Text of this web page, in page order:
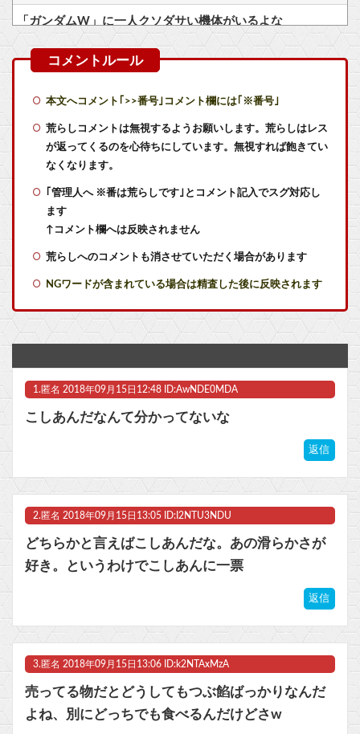
「ガンダムW」に一人クソダサい機体がいるよな
昔のMMORPG「1レベルあげるのに1ヶ月かかります。ボスは12時間毎に湧いて取り合いです」
男の趣味Tier表、ヤバすぎる
【艦これ】ナマケモノアガノウサギ 他
【艦これ】てーいとーくさんっ♪ 他
【艦これ】競泳水着いんのかよ
理系女子「ガンダムってさぁ、頭の“バルカン”意味あるの？あれ、役に立たなくない？」
『黄泉のツガイ』18話感想 怖い方が来ちゃった…他
『ソニーが嫌い』←まあわかる『ソニー信者が嫌い』←まあわかる『任天堂信者が嫌い』←まあわかる
ビットコイン再び1600万円へ。ドル円は147円に
Powered by livedoor 相互RSS
本文へコメント｢>>番号｣コメント欄には｢※番号｣
荒らしコメントは無視するようお願いします。荒らしはレス
が返ってくるのを心待ちにしています。無視すれば飽きてい
なくなります。
｢管理人へ ※番は荒らしです｣とコメント記入でスグ対応し
ます
↑コメント欄へは反映されません
荒らしへのコメントも消させていただく場合があります
NGワードが含まれている場合は精査した後に反映されます
1. 匿名 2018年09月15日12:48 ID:AwNDE0MDA
こしあんだなんて分かってないな
返信
2. 匿名 2018年09月15日13:05 ID:I2NTU3NDU
どちらかと言えばこしあんだな。あの滑らかさが
好き。というわけでこしあんに一票
返信
3. 匿名 2018年09月15日13:06 ID:k2NTAxMzA
売ってる物だとどうしてもつぶ餡ばっかりなんだ
よね、別にどっちでも食べるんだけどさw